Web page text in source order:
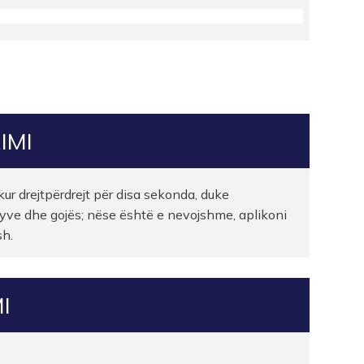
34drejtpërdrejt për disa sekonda, duke
dhe gojës; nëse është e nevojshme, aplikoni